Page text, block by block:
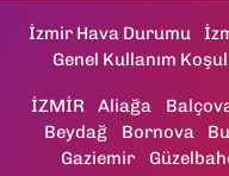
İzmir Hava Durumu
Genel Kullanım
İZMİR Aliağa
Beydağ
Bornova
Gaziemir